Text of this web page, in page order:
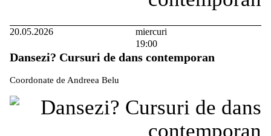
20.05.2026
miercuri
19:00
Dansezi? Cursuri de dans contemporan
Coordonate de Andreea Belu